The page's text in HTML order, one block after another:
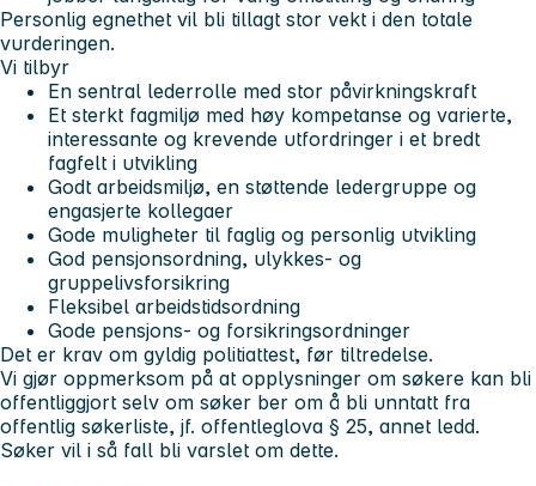
Personlig egnethet vil bli tillagt stor vekt i den totale
vurderingen.
Vi tilbyr
En sentral lederrolle med stor påvirkningskraft
Et sterkt fagmiljø med høy kompetanse og varierte,
interessante og krevende utfordringer i et bredt
fagfelt i utvikling
Godt arbeidsmiljø, en støttende ledergruppe og
engasjerte kollegaer
Gode muligheter til faglig og personlig utvikling
God pensjonsordning, ulykkes- og
gruppelivsforsikring
Fleksibel arbeidstidsordning
Gode pensjons- og forsikringsordninger
Det er krav om gyldig politiattest, før tiltredelse.
Vi gjør oppmerksom på at opplysninger om søkere kan bli
offentliggjort selv om søker ber om å bli unntatt fra
offentlig søkerliste, jf. offentleglova § 25, annet ledd.
Søker vil i så fall bli varslet om dette.